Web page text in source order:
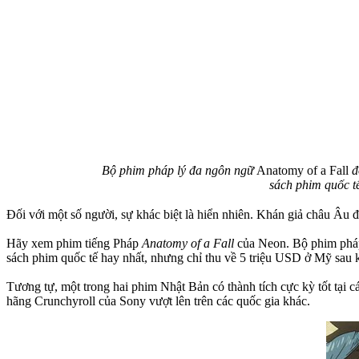
Bộ phim pháp lý đa ngôn ngữAnatomy of a Fall
sách phim quốc
Đối với một số người, sự khác biệt là hiển nhiên. Khán giả châu Âu
Hãy xem phim tiếng Pháp Anatomy of a Fall của Neon. Bộ phim
sách phim quốc tế hay nhất, nhưng chỉ thu về 5 triệu USD ở Mỹ sau
Tương tự, một trong hai phim Nhật Bản có thành tích cực kỳ tốt tại
hãng Crunchyroll của Sony vượt lên trên các quốc gia khác.